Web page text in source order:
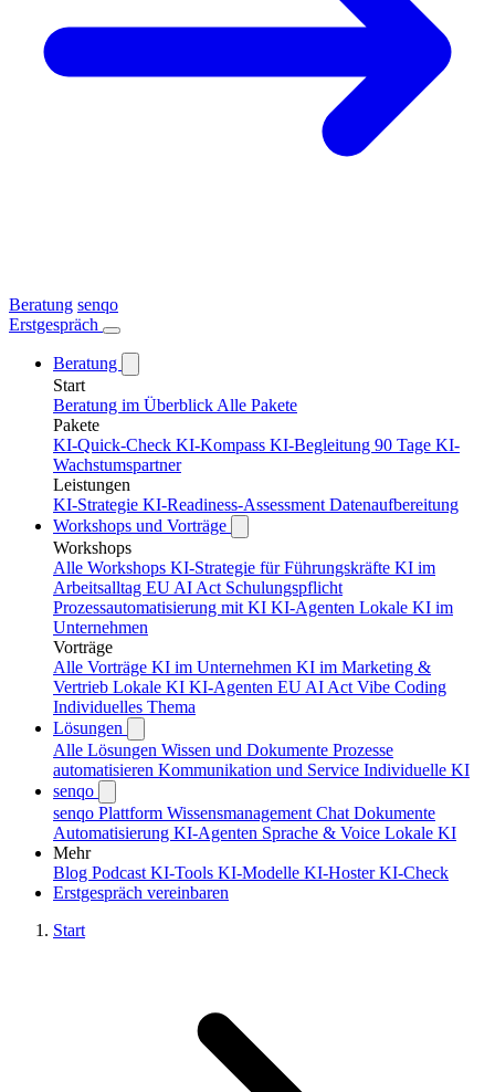
Beratung senqo
Erstgespräch
Beratung
Start
Beratung im Überblick Alle Pakete
Pakete
KI-Quick-Check KI-Kompass KI-Begleitung 90 Tage KI-
Wachstumspartner
Leistungen
KI-Strategie KI-Readiness-Assessment Datenaufbereitung
Workshops und Vorträge
Workshops
Alle Workshops KI-Strategie für Führungskräfte KI im
Arbeitsalltag EU AI Act Schulungspflicht
Prozessautomatisierung mit KI KI-Agenten Lokale KI im
Unternehmen
Vorträge
Alle Vorträge KI im Unternehmen KI im Marketing &
Vertrieb Lokale KI KI-Agenten EU AI Act Vibe Coding
Individuelles Thema
Lösungen
Alle Lösungen Wissen und Dokumente Prozesse
automatisieren Kommunikation und Service Individuelle KI
senqo
senqo Plattform Wissensmanagement Chat Dokumente
Automatisierung KI-Agenten Sprache & Voice Lokale KI
Mehr
Blog Podcast KI-Tools KI-Modelle KI-HosterKI-Check
Erstgespräch vereinbaren
Start